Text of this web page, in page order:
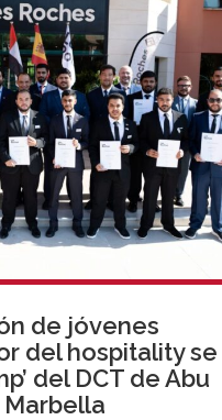
de jóvenes
del hospitality se
del DCT de Abu
Marbella